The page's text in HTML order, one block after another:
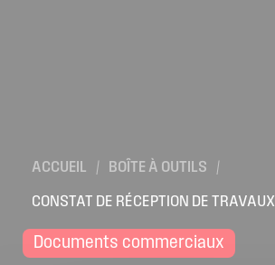
Trouver un artisan
Devenir adhérent
Espace adhérent
ACCUEIL / BOÎTE À OUTILS
/
CONSTAT DE RÉCEPTION DE TRAVAUX
Documents commerciaux